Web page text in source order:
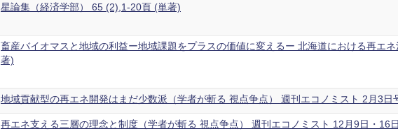
星論集（経済学部） 65 (2),1-20頁 (単著)
畜産バイオマスと地域の利益ー地域課題をプラスの価値に変えるー 北海道における再エ
著)
地域貢献型の再エネ開発はまだ少数派（学者が斬る 視点争点） 週刊エコノミスト 2月3日
再エネ支える三層の理念と制度（学者が斬る 視点争点） 週刊エコノミスト 12月9日・16